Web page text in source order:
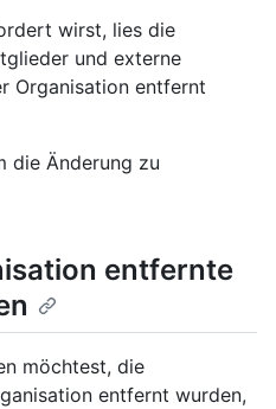
wirst, lies die
und externe
Organisation entfernt
die Änderung zu
entfernte
möchtest, die
entfernt wurden,